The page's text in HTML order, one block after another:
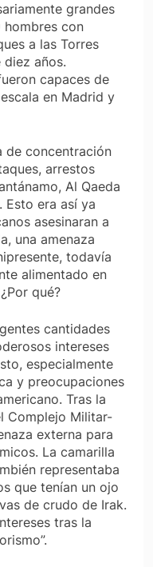
grandes
hombres con
a las Torres
diez años.
capaces de
en Madrid y
de concentración
arrestos
Al Qaeda
Esto era así ya
asesinaran a
una amenaza
todavía
alimentado en
qué?
cantidades
intereses
especialmente
y preocupaciones
Tras la
Complejo Militar-
externa para
La camarilla
representaba
que tenían un ojo
de crudo de Irak.
tras la